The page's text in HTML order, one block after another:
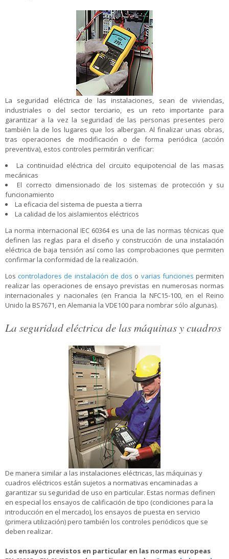
La seguridad eléctrica de las instalaciones, sean de viviendas,
industriales o del sector terciario, es un reto importante para
garantizar a la vez la seguridad de las personas presentes pero
también la de los lugares que los albergan. Al finalizar unas obras,
tras operaciones de modificación o de forma periódica (acción
preventiva), estos controles permitirán verificar:
La continuidad eléctrica del circuito equipotencial de las masas
mecánicas
El correcto dimensionado de los sistemas de protección y su
funcionamiento
La eficacia del sistema de puesta a tierra
La calidad de los aislamientos eléctricos
La norma internacional IEC 60364 es una de las normas técnicas que
definen las reglas para el diseño y construcción de una instalación
eléctrica de baja tensión así como las comprobaciones que permiten
confirmar la conformidad de la realización.
Loscontroladores de instalación de dos o varias funciones permiten
realizar las operaciones de ensayo previstas en numerosas normas
internacionales y nacionales (en Francia la NFC15-100, en el Reino
Unido la BS7671, en Alemania la VDE100 para nombrar sólo algunas).
La seguridad eléctrica de las máquinas y cuadros
De manera similar a las instalaciones eléctricas, las máquinas y
cuadros eléctricos están sujetos a normativas encaminadas a
garantizar su seguridad de uso en particular. Estas normas definen
en especial los ensayos de calificación de tipo (condiciones para la
introducción en el mercado), los ensayos de puesta en servicio
(primera utilización) pero también los controles periódicos que se
deben realizar.
Los ensayos previstos en particular en las normas europeas